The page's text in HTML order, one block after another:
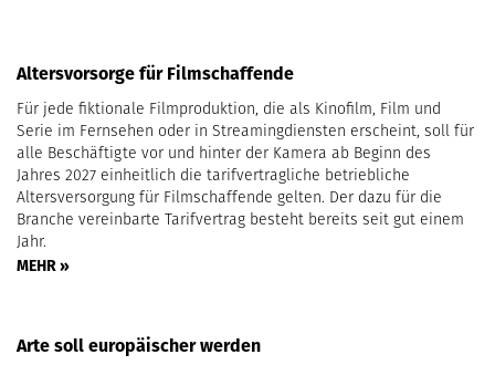
Altersvorsorge für Filmschaffende
Für jede fiktionale Filmproduktion, die als Kinofilm, Film und
Serie im Fernsehen oder in Streamingdiensten erscheint, soll für
alle Beschäftigte vor und hinter der Kamera ab Beginn des
Jahres 2027 einheitlich die tarifvertragliche betriebliche
Altersversorgung für Filmschaffende gelten. Der dazu für die
Branche vereinbarte Tarifvertrag besteht bereits seit gut einem
Jahr.
MEHR »
Arte soll europäischer werden